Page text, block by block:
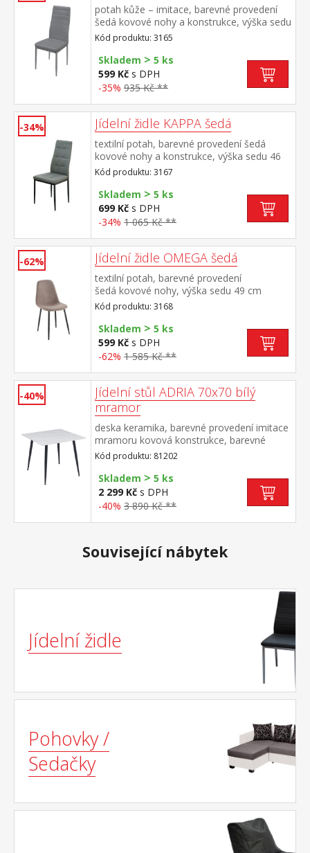
potah kůže – imitace, barevné provedení
šedá kovové nohy a konstrukce, výška sedu
47 cm
Kód produktu: 3165
Skladem > 5 ks
599 Kč s DPH
-35% 935 Kč **
-34% Jídelní židle KAPPA šedá
textilní potah, barevné provedení šedá
kovové nohy a konstrukce, výška sedu 46
cm
Kód produktu: 3167
Skladem > 5 ks
699 Kč s DPH
-34% 1 065 Kč **
-62% Jídelní židle OMEGA šedá
textilní potah, barevné provedení
šedá kovové nohy, výška sedu 49 cm
Kód produktu: 3168
Skladem > 5 ks
599 Kč s DPH
-62% 1 585 Kč **
-40%
Jídelní stůl ADRIA 70x70 bílý
mramor
deska keramika, barevné provedení imitace
mramoru kovová konstrukce, barevné
provedení černá
Kód produktu: 81202
Skladem > 5 ks
2 299 Kč s DPH
-40% 3 890 Kč **
Související nábytek
Jídelní židle
Pohovky /
Sedačky